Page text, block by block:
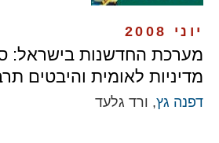
יוני 2008
מערכת החדשנות בישראל:
מדיניות לאומית והיבטים
דפנה גץ, ורד גלעד